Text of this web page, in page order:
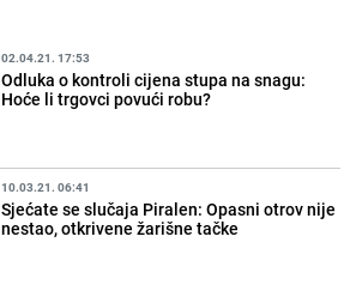
02.04.21. 17:53
Odluka o kontroli cijena stupa na snagu:
Hoće li trgovci povući robu?
10.03.21. 06:41
Sjećate se slučaja Piralen: Opasni otrov nije
nestao, otkrivene žarišne tačke